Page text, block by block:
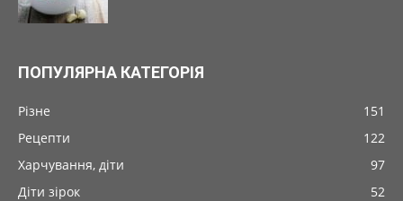
ПОПУЛЯРНА КАТЕГОРІЯ
Різне
151
Рецепти
122
Харчування, діти
97
Діти зірок
52